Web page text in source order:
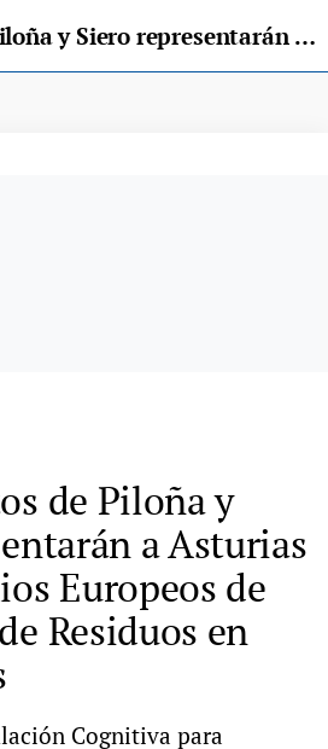
Dos proyectos de Piloña y Siero representarán a Asturias en los Premios Europeos de Prevención de Residuos en Países Bajos
de Piloña y
a Asturias
Europeos de
Residuos en
Cognitiva para